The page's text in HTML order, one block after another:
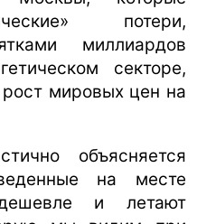
потери,
миллиардов
секторе,
мировых цен на
объясняется
на месте
и летают